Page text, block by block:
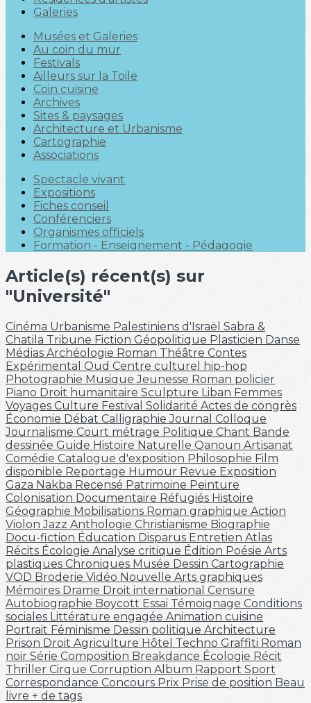
Galeries
Musées et Galeries
Au coin du mur
Festivals
Ailleurs sur la Toile
Coin cuisine
Archives
Sites & paysages
Architecture et Urbanisme
Cartographie
Associations
Spectacle vivant
Expositions
Fiches conseil
Conférenciers
Organismes officiels
Formation - Enseignement - Pédagogie
Article(s) récent(s) sur
"Université"
Cinéma Urbanisme Palestiniens d'Israël Sabra &
Chatila Tribune Fiction Géopolitique Plasticien Danse
Médias Archéologie Roman Théâtre Contes
Expérimental Oud Centre culturel
hip-hop
Photographie MusiqueJeunesse Roman policier
Piano Droit humanitaire Sculpture Liban Femmes
Voyages Culture Festival Solidarité Actes de congrès
Économie Débat CalligraphieJournal Colloque
Journalisme Court métrage Politique Chant Bande
dessinée Guide Histoire Naturelle Qanoun Artisanat
Comédie Catalogue d'exposition Philosophie Film
disponible Reportage Humour Revue Exposition
Gaza Nakba Recensé Patrimoine Peinture
Colonisation Documentaire Réfugiés Histoire
Géographie Mobilisations Roman graphique Action
ViolonJazz Anthologie Christianisme Biographie
Docu-fiction Éducation Disparus Entretien Atlas
Récits Écologie Analyse critique Édition Poésie Arts
plastiques Chroniques Musée Dessin Cartographie
VOD Broderie Vidéo Nouvelle Arts graphiques
Mémoires Drame Droit international Censure
Autobiographie Boycott Essai Témoignage Conditions
sociales Littérature engagée Animation cuisine
Portrait Féminisme Dessin politique Architecture
Prison Droit Agriculture Hôtel Techno Graffiti Roman
noir Série Composition Breakdance Écologie Récit
Thriller Cirque Corruption Album Rapport Sport
Correspondance Concours Prix Prise de position Beau
livre + de tags